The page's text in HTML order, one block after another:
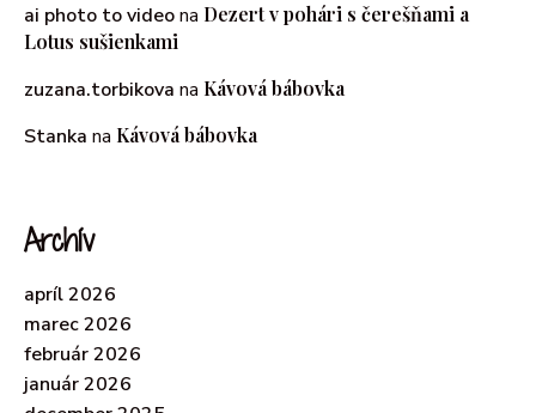
ai photo to videona Dezert v pohári s čerešňami a
Lotus sušienkami
zuzana.torbikova na Kávová bábovka
Stanka na Kávová bábovka
Archív
apríl 2026
marec 2026
február 2026
január 2026